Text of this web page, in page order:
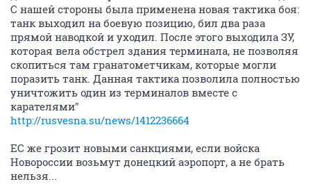
С нашей стороны была применена новая тактика боя:
танк выходил на боевую позицию, бил два раза
прямой наводкой и уходил. После этого выходила ЗУ,
которая вела обстрел здания терминала, не позволяя
скопиться там гранатометчикам, которые могли
поразить танк. Данная тактика позволила полностью
уничтожить один из терминалов вместе с
карателями"
http://rusvesna.su/news/1412236664
ЕС же грозит новыми санкциями, если войска
Новороссии возьмут донецкий аэропорт, а не брать
нельзя...